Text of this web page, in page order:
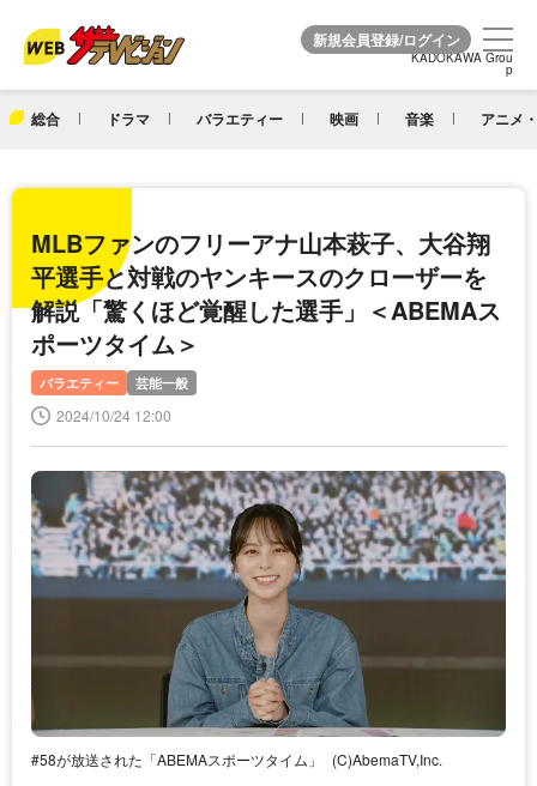
KADOKAWA Grou
p
総合 ドラマ バラエティー 映画 音楽 アニメ
KADOKAWA Grou
p
MLBファンのフリーアナ山本萩子、大谷翔
平選手と対戦のヤンキースのクローザーを
解説「驚くほど覚醒した選手」＜ABEMAス
ポーツタイム＞
バラエティー 芸能一般
2024/10/24 12:00
#58が放送された「ABEMAスポーツタイム」 (C)AbemaTV,Inc.